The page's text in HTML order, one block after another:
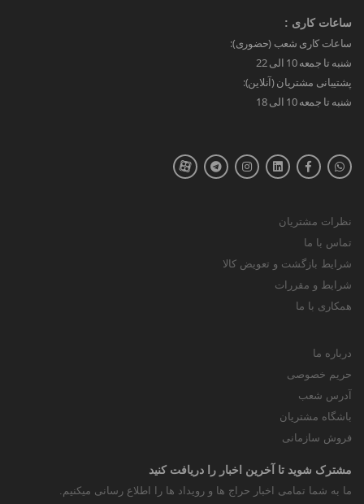
ساعات کاری :
ساعات کاری شعب (حضوری):
شنبه تا جمعه 10 الی 22
پشتیبانی مشتریان (آنلاین):
شنبه تا جمعه 10 الی 18
نظرات مشتریان
تماس با ما
شرایط بازگشت و تعویض کالا
شرایط و مقررات
همکاری با ما
درباره ما
حریم خصوصی
آدرس شعب
باشگاه مشتریان
فروش سازمانی
مشترک شوید تا آخرین اخبار را دریافت کنید
ما به شما تمامی اخبار حراج ها و رویداد ها را اطلاع رسانی میکنیم.